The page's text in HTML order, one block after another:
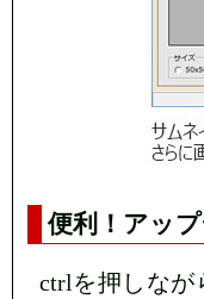
便利！アッ
ctrlを押しなが